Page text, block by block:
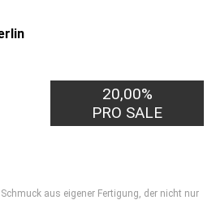
20,00%
PRO SALE
aus eigener Fertigung, der nicht nur